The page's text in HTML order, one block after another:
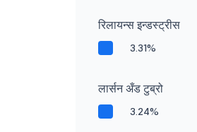
रिलायन्स इन्डस्ट्रीस
3.31%
लार्सन अँड टुब्रो
3.24%